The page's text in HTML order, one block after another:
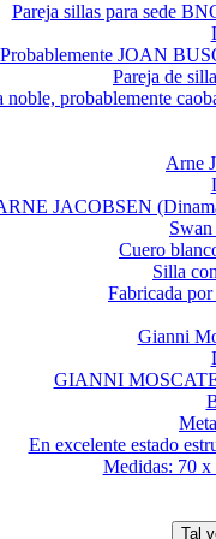
Pareja sillas para sede
Probablemente JOAN
Pareja de
noble, probablemente
Arne
JACOBSEN
Cuero
Silla
Fabricada
Gianni
GIANNI
En excelente estado
Medidas: 70 x